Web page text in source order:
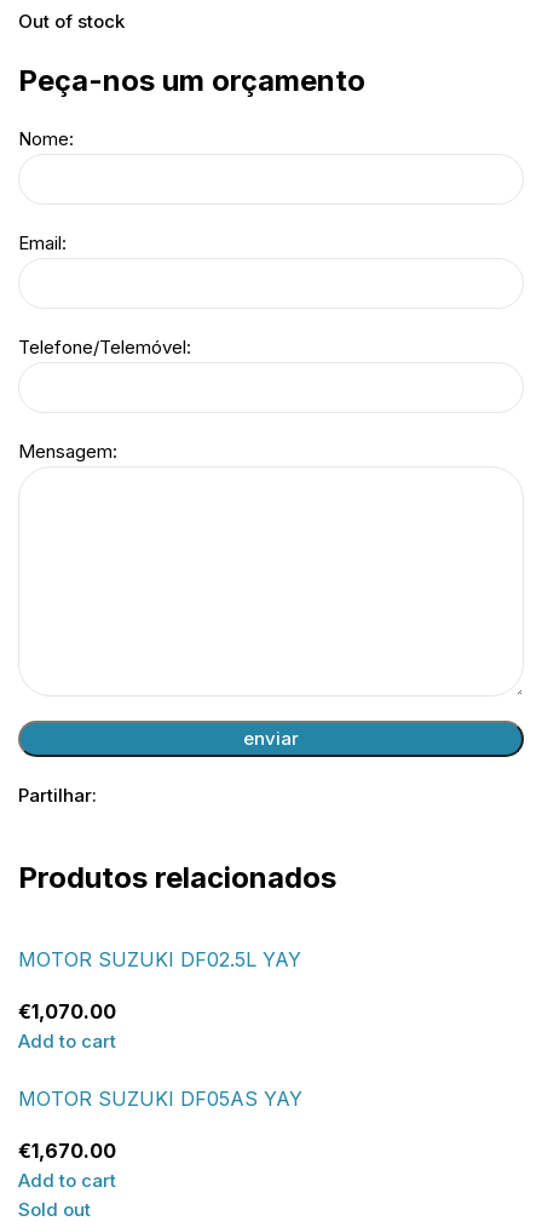
Out of stock
Peça-nos um orçamento
Nome:
Email:
Telefone/Telemóvel:
Mensagem:
Partilhar:
Produtos relacionados
MOTOR SUZUKI DF02.5L YAY
€1,070.00
Add to cart
MOTOR SUZUKI DF05AS YAY
€1,670.00
Add to cart
Sold out